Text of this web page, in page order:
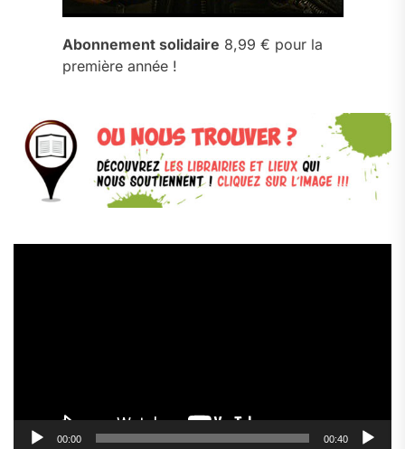
Abonnement solidaire 8,99 € pour la
première année !
00:00 00:40